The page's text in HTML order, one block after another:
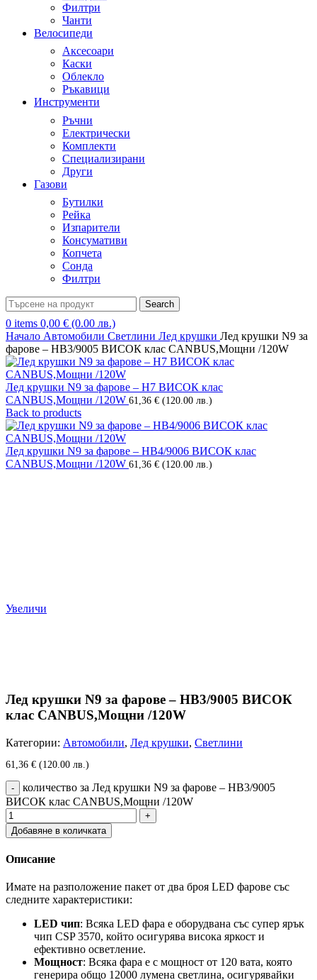
Филтри
Чанти
Велосипеди
Аксесоари
Каски
Облекло
Ръкавици
Инструменти
Ръчни
Електрически
Комплекти
Специализирани
Други
Газови
Бутилки
Рейка
Изпарители
Консумативи
Копчета
Сонда
Филтри
Search
0 items 0,00 € (0.00 лв.)
Начало Автомобили Светлини Лед крушки Лед крушки N9 за
фарове – НВ3/9005 ВИСОК клас CANBUS,Мощни /120W
Лед крушки N9 за фарове – Н7 ВИСОК клас
CANBUS,Мощни /120W 61,36 € (120.00 лв.)
Back to products
Лед крушки N9 за фарове – НВ4/9006 ВИСОК клас
CANBUS,Мощни /120W 61,36 € (120.00 лв.)
Увеличи
Лед крушки N9 за фарове – НВ3/9005 ВИСОК
клас CANBUS,Мощни /120W
Категории: Автомобили, Лед крушки, Светлини
61,36 € (120.00 лв.)
количество за Лед крушки N9 за фарове – НВ3/9005
ВИСОК клас CANBUS,Мощни /120W
Добавяне в количката
Описание
Имате на разположение пакет от два броя LED фарове със
следните характеристики:
LED чип: Всяка LED фара е оборудвана със супер ярък
чип CSP 3570, който осигурява висока яркост и
ефективно осветление.
Мощност: Всяка фара е с мощност от 120 вата, която
генерира общо 12000 лумена светлина, осигурявайки